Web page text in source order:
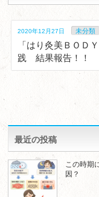
2020年12月27日 未分類
「はり灸美ＢＯＤ
践 結果報告！！
最近の投稿
この時期
因？